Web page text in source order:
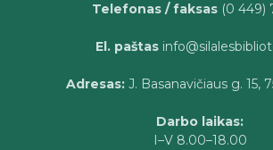
Telefonas / faksas (0 449)
El. paštas
Adresas: J. Basanavičiaus g. 15,
Darbo laikas:
I–V 8.00–18.00